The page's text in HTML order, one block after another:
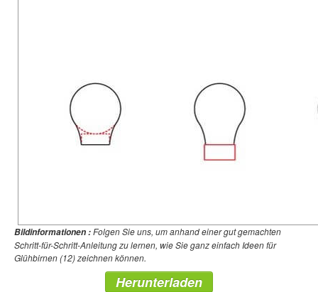
Bildinformationen :Folgen Sie uns, um anhand einer gut gemachten
Schritt-für-Schritt-Anleitung zu lernen, wie Sie ganz einfach Ideen für
Glühbirnen (12) zeichnen können.
Herunterladen